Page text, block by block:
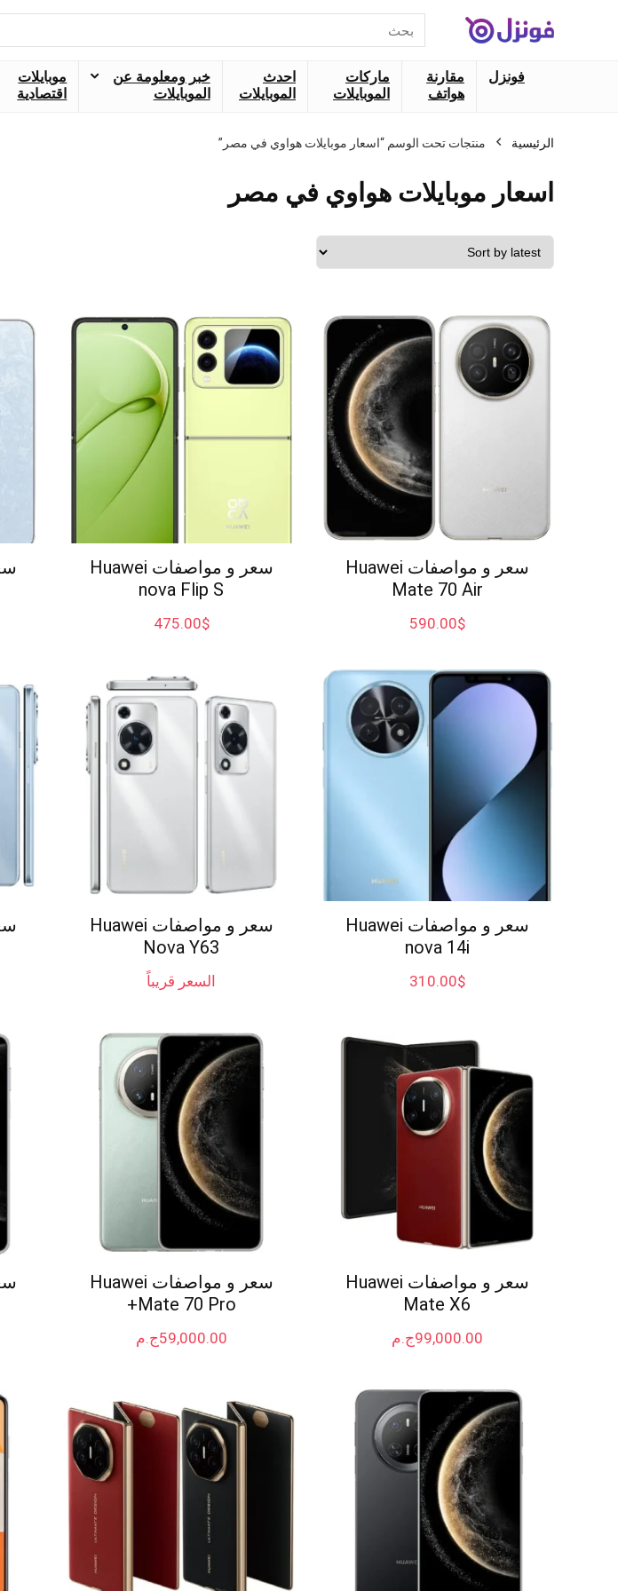
عن:
فونزل
مقارنة
هواتف
ماركات
الموبايلات
احدث
الموبايلات
خبر ومعلومة عن
الموبايلات
موبايلات
اقتصادية
الرئيسية منتجات تحت الوسم “اسعار موبايلات هواوي في مصر”
اسعار موبايلات هواوي في مصر
سعر و مواصفات Huawei
Mate 70 Air
$
590.00
سعر و مواصفات Huawei
nova Flip S
$
475.00
سعر و مواصفات Huawei
nova 14i
$
310.00
سعر و مواصفات Huawei
Nova Y63
السعر قريباً
سعر و مواصفات Huawei
Mate X6
ج.م99,000.00
سعر و مواصفات Huawei
Mate 70 Pro+
ج.م59,000.00